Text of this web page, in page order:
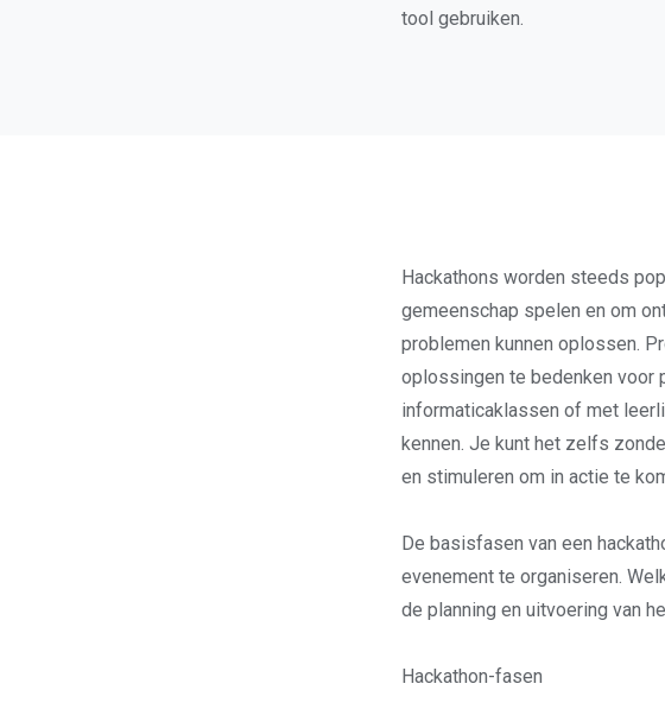
tool gebruiken.
Hackathons worden steeds
gemeenschap spelen en om
problemen kunnen oplossen.
oplossingen te bedenken voor
informaticaklassen of met
kennen. Je kunt het zelfs
en stimuleren om in actie te
De basisfasen van een
evenement te organiseren.
de planning en uitvoering van
Hackathon-fasen